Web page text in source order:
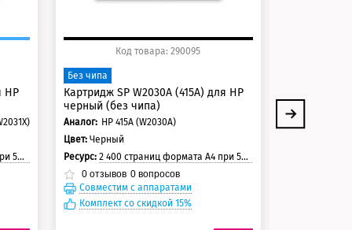
HP
Код товара: 290095
Без чипа
Картридж SP W2030A (415A) для HP
черный (без чипа)
Аналог: HP 415A (W2030A)
Цвет: Черный
Ресурс: 2 400 страниц формата А4 при 5% заполнении страницы
0отзывов 0вопросов
Совместим с аппаратами
Комплект со скидкой 15%
Ресурс: